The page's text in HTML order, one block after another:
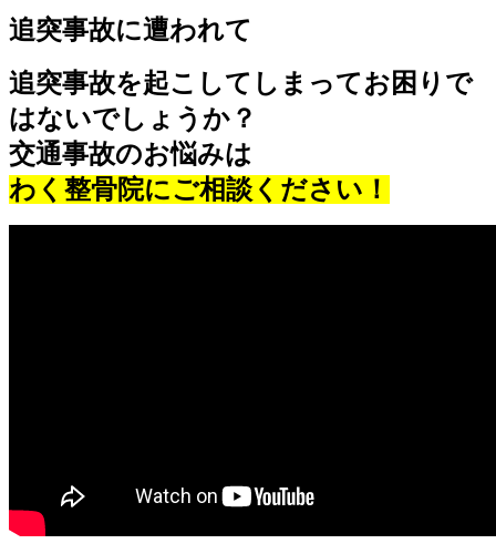
追突事故に遭われて
追突事故を起こしてしまってお困り で
はないでしょうか？
交通事故のお悩みは
わく整骨院にご相談ください！